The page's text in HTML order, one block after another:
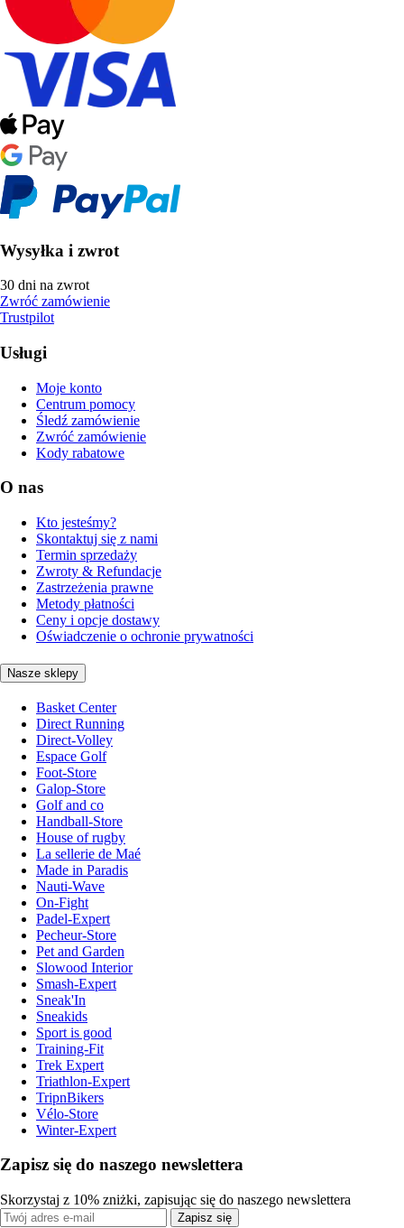
Wysyłka i zwrot
30 dni na zwrot
Zwróć zamówienie
Trustpilot
Usługi
Moje konto
Centrum pomocy
Śledź zamówienie
Zwróć zamówienie
Kody rabatowe
O nas
Kto jesteśmy?
Skontaktuj się z nami
Termin sprzedaży
Zwroty & Refundacje
Zastrzeżenia prawne
Metody płatności
Ceny i opcje dostawy
Oświadczenie o ochronie prywatności
Nasze sklepy
Basket Center
Direct Running
Direct-Volley
Espace Golf
Foot-Store
Galop-Store
Golf and co
Handball-Store
House of rugby
La sellerie de Maé
Made in Paradis
Nauti-Wave
On-Fight
Padel-Expert
Pecheur-Store
Pet and Garden
Slowood Interior
Smash-Expert
Sneak'In
Sneakids
Sport is good
Training-Fit
Trek Expert
Triathlon-Expert
TripnBikers
Vélo-Store
Winter-Expert
Zapisz się do naszego newslettera
Skorzystaj z 10% zniżki, zapisując się do naszego newslettera
Zapisz się